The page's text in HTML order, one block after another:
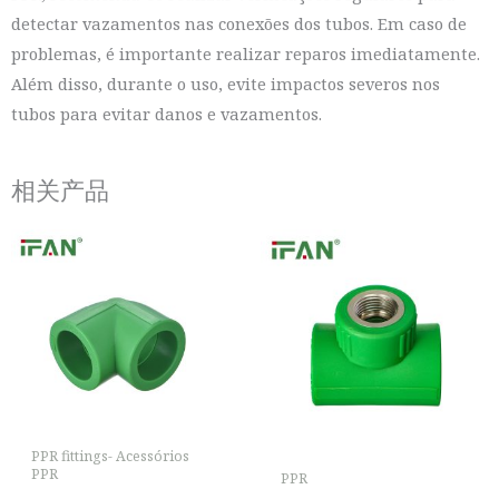
detectar vazamentos nas conexões dos tubos. Em caso de
problemas, é importante realizar reparos imediatamente.
Além disso, durante o uso, evite impactos severos nos
tubos para evitar danos e vazamentos.
相关产品
PPR fittings- Acessórios
PPR
PPR